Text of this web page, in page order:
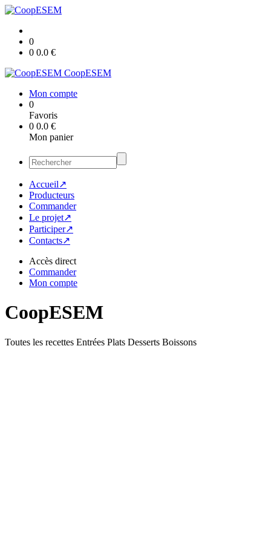
0
0 0.0 €
CoopESEM
Mon compte
0
Favoris
0 0.0 €
Mon panier
Accueil↗
Producteurs
Commander
Le projet↗
Participer↗
Contacts↗
Accès direct
Commander
Mon compte
CoopESEM
Toutes les recettes Entrées Plats Desserts Boissons